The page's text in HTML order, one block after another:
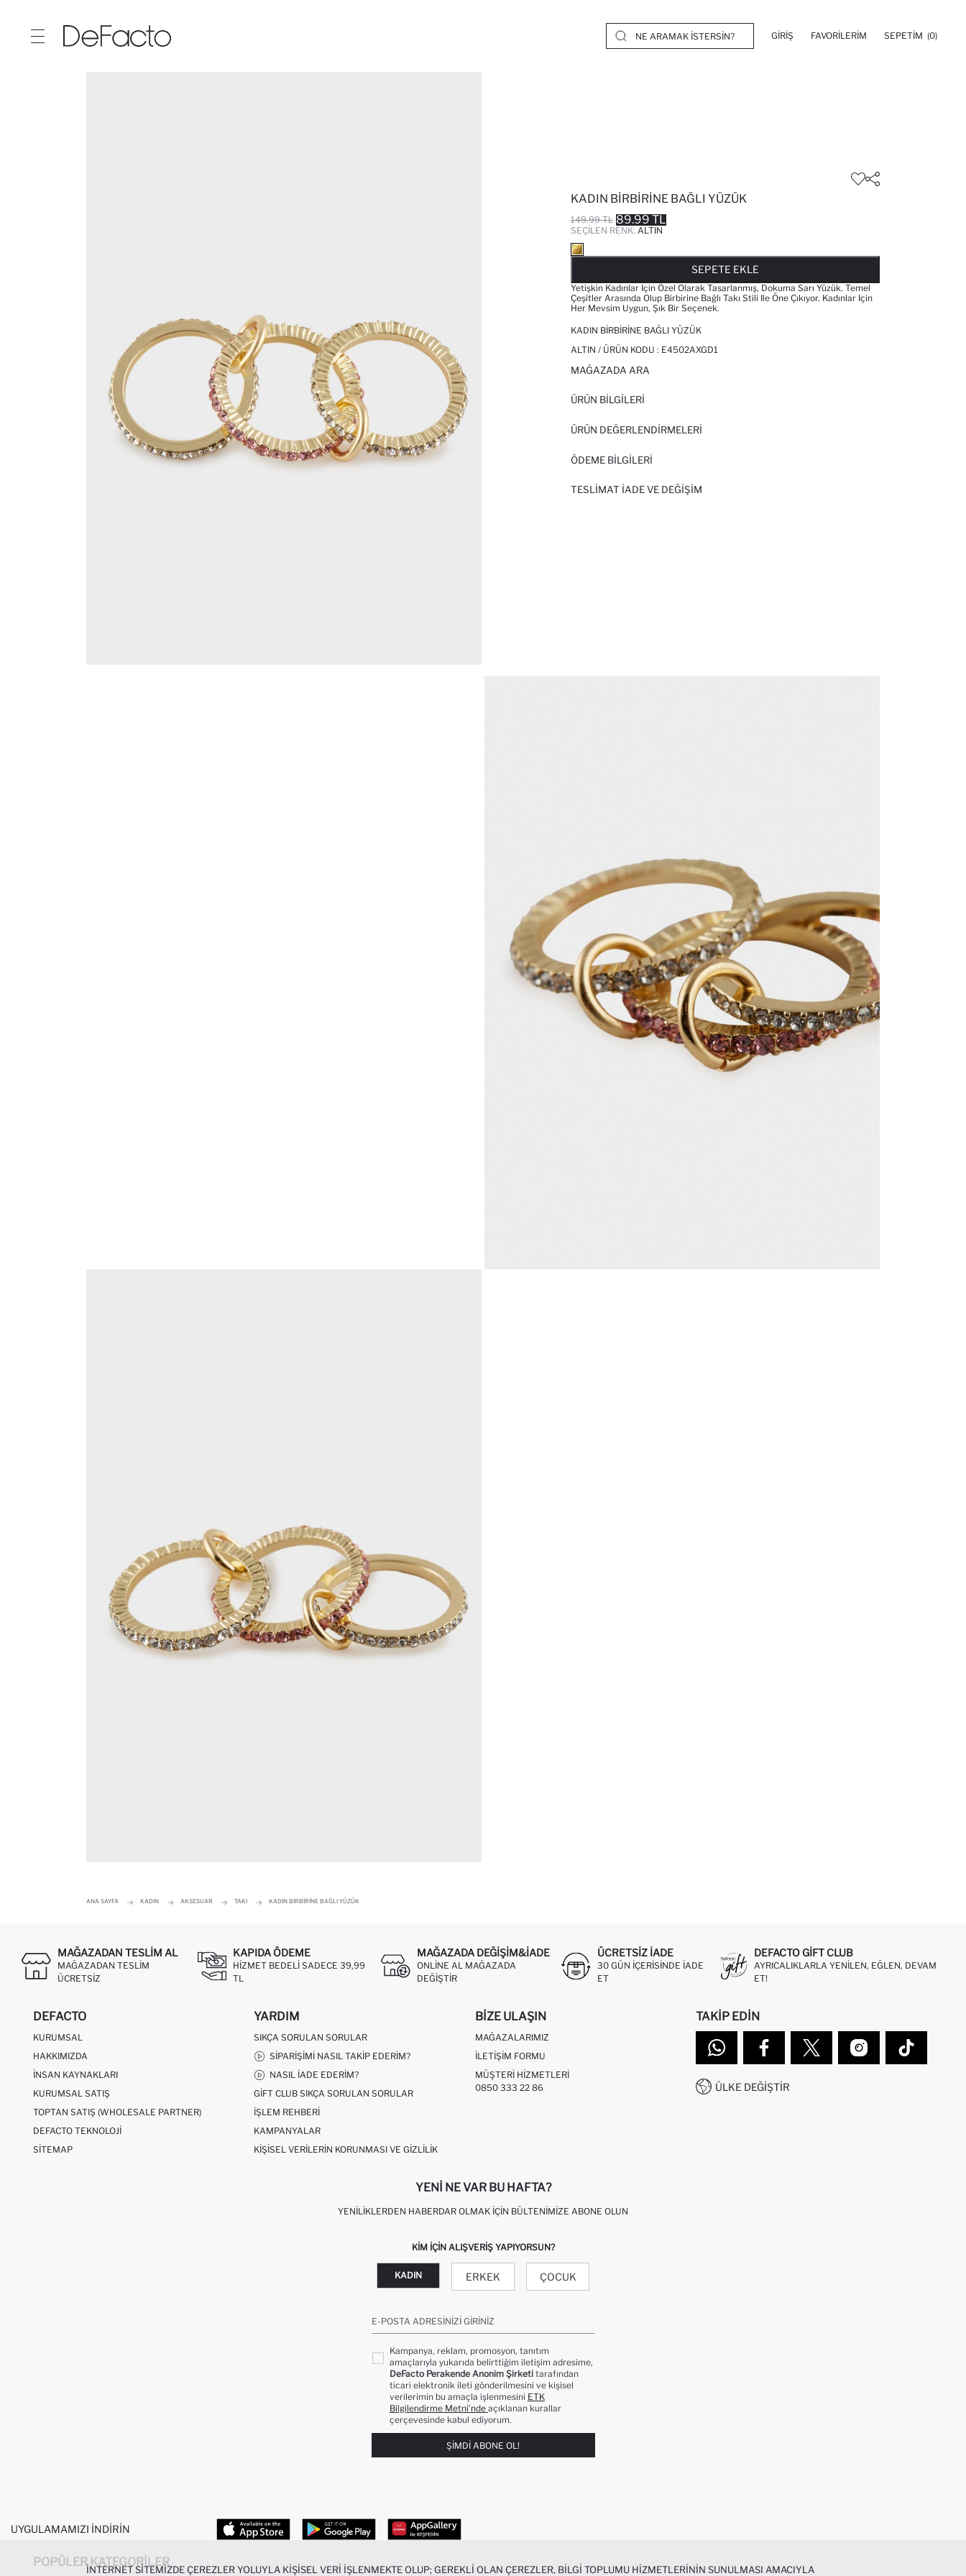
GIRIŞ FAVORILERIM SEPETIM (0)
KADIN BIRBIRINE BAĞLI YÜZÜK
149.99 TL 89.99 TL
SEÇILEN RENK: ALTIN
SEPETE EKLE
Yetişkin Kadınlar Için Özel Olarak Tasarlanmış, Dokuma Sarı Yüzük. Temel
Çeşitler Arasında Olup Birbirine Bağlı Takı Stili Ile Öne Çıkıyor. Kadınlar Için
Her Mevsim Uygun, Şık Bir Seçenek.
KADIN BIRBIRINE BAĞLI YÜZÜK
ALTIN / ÜRÜN KODU : E4502AXGD1
MAĞAZADA ARA
ÜRÜN BILGILERI
ÜRÜN DEĞERLENDİRMELERİ
ÖDEME BİLGİLERİ
TESLIMAT İADE VE DEĞIŞIM
ANA SAYFA KADIN AKSESUAR TAKI KADIN BIRBIRINE BAĞLI YÜZÜK
MAĞAZADAN TESLIM AL
MAĞAZADAN TESLIM
ÜCRETSIZ
KAPIDA ÖDEME
HIZMET BEDELI SADECE 39,99
TL
MAĞAZADA DEĞIŞIM&İADE
ONLINE AL MAĞAZADA
DEĞIŞTIR
ÜCRETSIZ IADE
30 GÜN IÇERISINDE IADE
ET
DEFACTO GIFT CLUB
AYRICALIKLARLA YENILEN, EĞLEN, DEVAM
ET!
DEFACTO
KURUMSAL
HAKKIMIZDA
İNSAN KAYNAKLARI
KURUMSAL SATIŞ
TOPTAN SATIŞ (WHOLESALE PARTNER)
DEFACTO TEKNOLOJI
SITEMAP
YARDIM
SIKÇA SORULAN SORULAR
SIPARIŞIMI NASIL TAKIP EDERIM?
NASIL İADE EDERIM?
GIFT CLUB SIKÇA SORULAN SORULAR
İŞLEM REHBERI
KAMPANYALAR
KIŞISEL VERILERIN KORUNMASI VE GIZLILIK
BIZE ULAŞIN
MAĞAZALARIMIZ
İLETIŞIM FORMU
MÜŞTERI HIZMETLERI
0850 333 22 86
TAKIP EDIN
ÜLKE DEĞIŞTIR
YENI NE VAR BU HAFTA?
YENILIKLERDEN HABERDAR OLMAK İÇIN BÜLTENIMIZE ABONE OLUN
KIM IÇIN ALIŞVERIŞ YAPIYORSUN?
KADIN ERKEK ÇOCUK
E-POSTA ADRESINIZI GIRINIZ
Kampanya, reklam, promosyon, tanıtım
amaçlarıyla yukarıda belirttiğim iletişim adresime,
DeFacto Perakende Anonim Şirketi tarafından
ticari elektronik ileti gönderilmesini ve kişisel
verilerimin bu amaçla işlenmesini ETK
Bilgilendirme Metni’nde açıklanan kurallar
çerçevesinde kabul ediyorum.
ŞIMDI ABONE OL!
UYGULAMAMIZI İNDIRIN
POPÜLER KATEGORILER
İNTERNET SITEMIZDE ÇEREZLER YOLUYLA KIŞISEL VERI IŞLENMEKTE OLUP; GEREKLI OLAN ÇEREZLER, BILGI TOPLUMU HIZMETLERININ SUNULMASI AMACIYLA